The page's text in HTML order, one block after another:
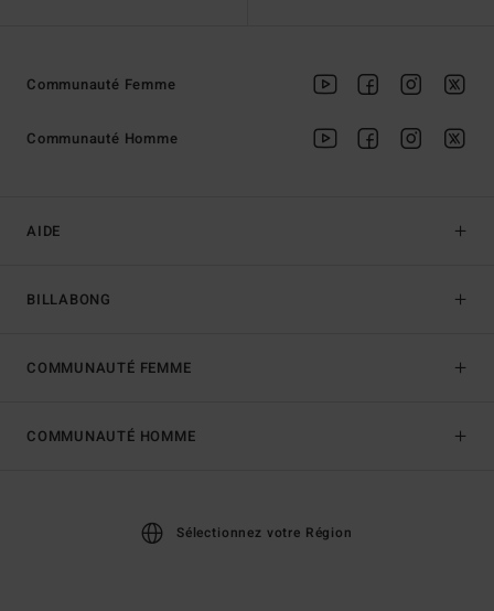
AIDE
BILLABONG
Communauté Femme
Communauté Homme
COMMUNAUTÉ FEMME
COMMUNAUTÉ HOMME
Sélectionnez votre Région